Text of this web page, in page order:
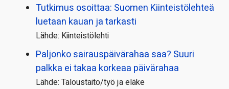
Tutkimus osoittaa: Suomen Kiinteistölehteä
luetaan kauan ja tarkasti
Lähde: Kiinteistölehti
Paljonko sairauspäivä­rahaa saa? Suuri
palkka ei takaa korkeaa päivärahaa
Lähde: Taloustaito/työ ja eläke